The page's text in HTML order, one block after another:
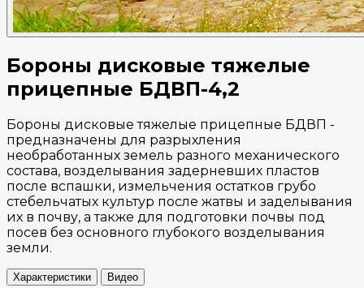
Бороны дисковые тяжелые
прицепные БДВП-4,2
Бороны дисковые тяжелые прицепные БДВП -
предназначены для разрыхления
необработанных земель разного механического
состава, возделывания задерневших пластов
после вспашки, измельчения остатков грубо
стебельчатых культур после жатвы и заделывания
их в почву, а также для подготовки почвы под
посев без основного глубокого возделывания
земли.
Характеристики Видео